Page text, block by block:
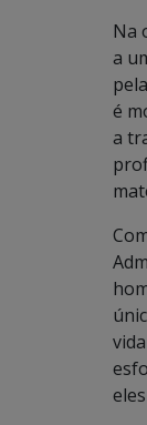
Na
a
é
a